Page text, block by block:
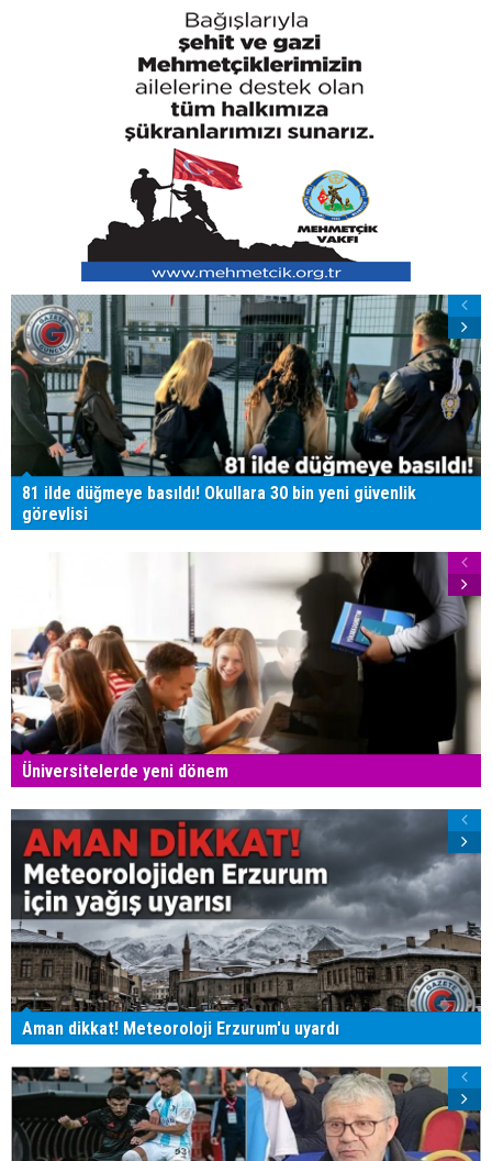
81 ilde düğmeye basıldı! Okullara 30 bin yeni güvenlik
görevlisi
Üniversitelerde yeni dönem
Aman dikkat! Meteoroloji Erzurum'u uyardı